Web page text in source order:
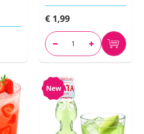
€ 1,99
New